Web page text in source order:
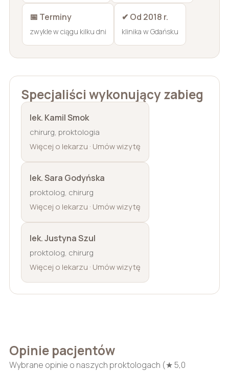
📅 Terminy
zwykle w ciągu kilku dni
✔ Od 2018 r.
klinika w Gdańsku
Specjaliści wykonujący zabieg
lek. Kamil Smok
chirurg, proktologia
Więcej o lekarzu · Umów wizytę
lek. Sara Godyńska
proktolog, chirurg
Więcej o lekarzu · Umów wizytę
lek. Justyna Szul
proktolog, chirurg
Więcej o lekarzu · Umów wizytę
Opinie pacjentów
Wybrane opinie o naszych proktologach (★ 5,0